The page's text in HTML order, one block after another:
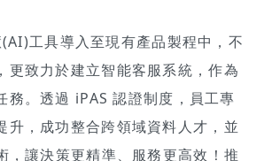
工具導入至現有產品製程中，不
更致力於建立智能客服系統，作為
務。透過 iPAS 認證制度，員工專
升，成功整合跨領域資料人才，並
，讓決策更精準、服務更高效！推